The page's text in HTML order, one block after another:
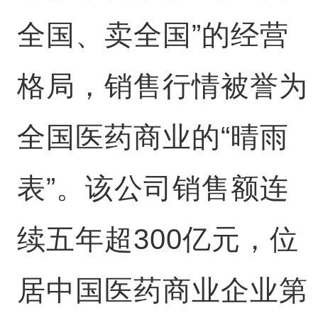
全国、卖全国”的经营
格局，销售行情被誉为
全国医药商业的“晴雨
表”。该公司销售额连
续五年超300亿元，位
居中国医药商业企业第